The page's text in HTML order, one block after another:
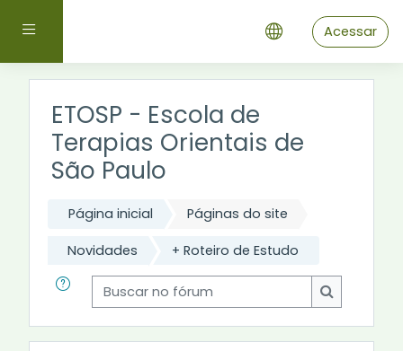
Painel lateral Acessar
ETOSP - Escola de
Terapias Orientais de
São Paulo
Página inicial Páginas do site
Novidades
+ Roteiro de Estudo
Buscar no fórum
Buscar no